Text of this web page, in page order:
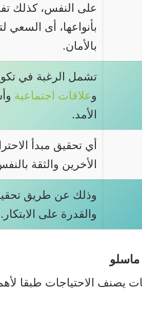
على النفس، كذلك
بأنواعها، أى السعي
بالأمان.
تشمل الرغبة في
وعلاقات اجتماعية
الأمد.
أي تحقيق مبدأ
الأخرين والثقة
وذلك عن طريق
والقدرة على الابتكار.
يصنف الاحتياجات طبقا